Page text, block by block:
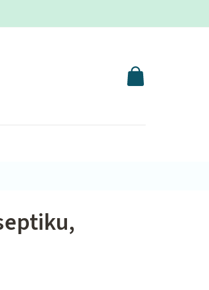
NÁKUPNÝ
KOŠÍK